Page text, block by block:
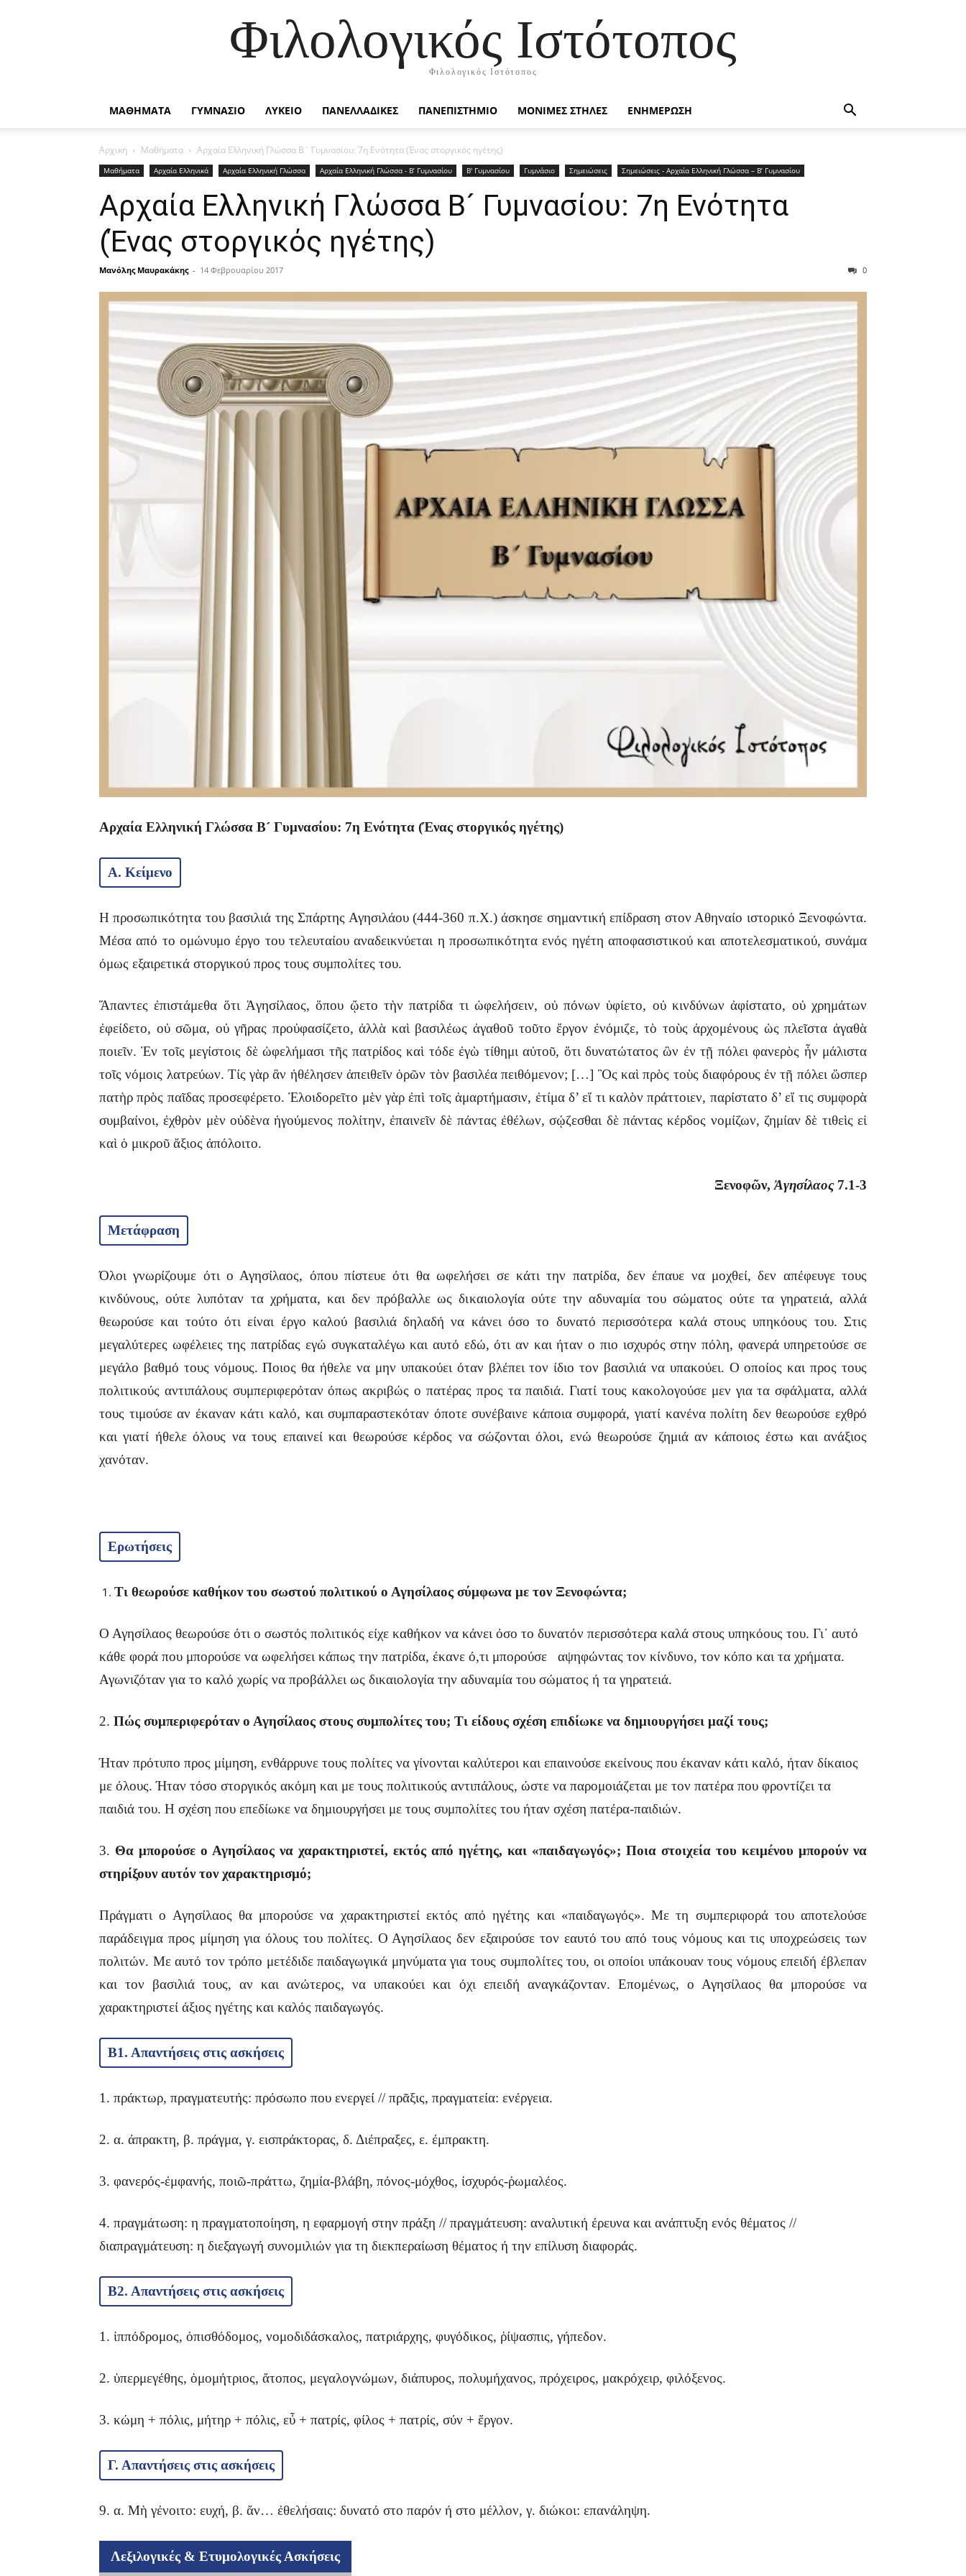
Φιλολογικός Ιστότοπος
Φιλολογικός Ιστότοπος
ΜΑΘΗΜΑΤΑ ΓΥΜΝΑΣΙΟ ΛΥΚΕΙΟ ΠΑΝΕΛΛΑΔΙΚΕΣ ΠΑΝΕΠΙΣΤΗΜΙΟ ΜΟΝΙΜΕΣ ΣΤΗΛΕΣ ΕΝΗΜΕΡΩΣΗ
Αρχική Μαθήματα Αρχαία Ελληνική Γλώσσα Β´ Γυμνασίου: 7η Ενότητα (Ένας στοργικός ηγέτης)
Μαθήματα Αρχαία Ελληνικά Αρχαία Ελληνική Γλώσσα Αρχαία Ελληνική Γλώσσα - Β’ Γυμνασίου Β' Γυμνασίου Γυμνάσιο Σημειώσεις Σημειώσεις - Αρχαία Ελληνική Γλώσσα – Β’ Γυμνασίου
Αρχαία Ελληνική Γλώσσα Β´ Γυμνασίου: 7η Ενότητα
(Ένας στοργικός ηγέτης)
Μανόλης Μαυρακάκης - 14 Φεβρουαρίου 2017 0
Αρχαία Ελληνική Γλώσσα Β´ Γυμνασίου: 7η Ενότητα (Ένας στοργικός ηγέτης)
Α. Κείμενο
Η προσωπικότητα του βασιλιά της Σπάρτης Αγησιλάου (444-360 π.Χ.) άσκησε σημαντική επίδραση στον Αθηναίο ιστορικό Ξενοφώντα.
Μέσα από το ομώνυμο έργο του τελευταίου αναδεικνύεται η προσωπικότητα ενός ηγέτη αποφασιστικού και αποτελεσματικού, συνάμα
όμως εξαιρετικά στοργικού προς τους συμπολίτες του.
Ἅπαντες ἐπιστάμεθα ὅτι Ἀγησίλαος, ὅπου ᾤετο τὴν πατρίδα τι ὠφελήσειν, οὐ πόνων ὑφίετο, οὐ κινδύνων ἀφίστατο, οὐ χρημάτων
ἐφείδετο, οὐ σῶμα, οὐ γῆρας προὐφασίζετο, ἀλλὰ καὶ βασιλέως ἀγαθοῦ τοῦτο ἔργον ἐνόμιζε, τὸ τοὺς ἀρχομένους ὡς πλεῖστα ἀγαθὰ
ποιεῖν. Ἐν τοῖς μεγίστοις δὲ ὠφελήμασι τῆς πατρίδος καὶ τόδε ἐγὼ τίθημι αὐτοῦ, ὅτι δυνατώτατος ὢν ἐν τῇ πόλει φανερὸς ἦν μάλιστα
τοῖς νόμοις λατρεύων. Τίς γὰρ ἂν ἠθέλησεν ἀπειθεῖν ὁρῶν τὸν βασιλέα πειθόμενον; […] Ὃς καὶ πρὸς τοὺς διαφόρους ἐν τῇ πόλει ὥσπερ
πατὴρ πρὸς παῖδας προσεφέρετο. Ἐλοιδορεῖτο μὲν γὰρ ἐπὶ τοῖς ἁμαρτήμασιν, ἐτίμα δ’ εἴ τι καλὸν πράττοιεν, παρίστατο δ’ εἴ τις συμφορὰ
συμβαίνοι, ἐχθρὸν μὲν οὐδὲνα ἡγούμενος πολίτην, ἐπαινεῖν δὲ πάντας ἐθέλων, σῴζεσθαι δὲ πάντας κέρδος νομίζων, ζημίαν δὲ τιθεὶς εἰ
καὶ ὁ μικροῦ ἄξιος ἀπόλοιτο.
Ξενοφῶν,Ἀγησίλαος7.1-3
Μετάφραση
Όλοι γνωρίζουμε ότι ο Αγησίλαος, όπου πίστευε ότι θα ωφελήσει σε κάτι την πατρίδα, δεν έπαυε να μοχθεί, δεν απέφευγε τους
κινδύνους, ούτε λυπόταν τα χρήματα, και δεν πρόβαλλε ως δικαιολογία ούτε την αδυναμία του σώματος ούτε τα γηρατειά, αλλά
θεωρούσε και τούτο ότι είναι έργο καλού βασιλιά δηλαδή να κάνει όσο το δυνατό περισσότερα καλά στους υπηκόους του. Στις
μεγαλύτερες ωφέλειες της πατρίδας εγώ συγκαταλέγω και αυτό εδώ, ότι αν και ήταν ο πιο ισχυρός στην πόλη, φανερά υπηρετούσε σε
μεγάλο βαθμό τους νόμους. Ποιος θα ήθελε να μην υπακούει όταν βλέπει τον ίδιο τον βασιλιά να υπακούει. Ο οποίος και προς τους
πολιτικούς αντιπάλους συμπεριφερόταν όπως ακριβώς ο πατέρας προς τα παιδιά. Γιατί τους κακολογούσε μεν για τα σφάλματα, αλλά
τους τιμούσε αν έκαναν κάτι καλό, και συμπαραστεκόταν όποτε συνέβαινε κάποια συμφορά, γιατί κανένα πολίτη δεν θεωρούσε εχθρό
και γιατί ήθελε όλους να τους επαινεί και θεωρούσε κέρδος να σώζονται όλοι, ενώ θεωρούσε ζημιά αν κάποιος έστω και ανάξιος
χανόταν.
Ερωτήσεις
Τι θεωρούσε καθήκον του σωστού πολιτικού ο Αγησίλαος σύμφωνα με τον Ξενοφώντα;
Ο Αγησίλαος θεωρούσε ότι ο σωστός πολιτικός είχε καθήκον να κάνει όσο το δυνατόν περισσότερα καλά στους υπηκόους του. Γι᾽ αυτό
κάθε φορά που μπορούσε να ωφελήσει κάπως την πατρίδα, έκανε ό,τι μπορούσε αψηφώντας τον κίνδυνο, τον κόπο και τα χρήματα.
Αγωνιζόταν για το καλό χωρίς να προβάλλει ως δικαιολογία την αδυναμία του σώματος ή τα γηρατειά.
2. Πώς συμπεριφερόταν ο Αγησίλαος στους συμπολίτες του; Τι είδους σχέση επιδίωκε να δημιουργήσει μαζί τους;
Ήταν πρότυπο προς μίμηση, ενθάρρυνε τους πολίτες να γίνονται καλύτεροι και επαινούσε εκείνους που έκαναν κάτι καλό, ήταν δίκαιος
με όλους. Ήταν τόσο στοργικός ακόμη και με τους πολιτικούς αντιπάλους, ώστε να παρομοιάζεται με τον πατέρα που φροντίζει τα
παιδιά του. Η σχέση που επεδίωκε να δημιουργήσει με τους συμπολίτες του ήταν σχέση πατέρα-παιδιών.
3. Θα μπορούσε ο Αγησίλαος να χαρακτηριστεί, εκτός από ηγέτης, και «παιδαγωγός»; Ποια στοιχεία του κειμένου μπορούν να
στηρίξουν αυτόν τον χαρακτηρισμό;
Πράγματι ο Αγησίλαος θα μπορούσε να χαρακτηριστεί εκτός από ηγέτης και «παιδαγωγός». Με τη συμπεριφορά του αποτελούσε
παράδειγμα προς μίμηση για όλους του πολίτες. Ο Αγησίλαος δεν εξαιρούσε τον εαυτό του από τους νόμους και τις υποχρεώσεις των
πολιτών. Με αυτό τον τρόπο μετέδιδε παιδαγωγικά μηνύματα για τους συμπολίτες του, οι οποίοι υπάκουαν τους νόμους επειδή έβλεπαν
και τον βασιλιά τους, αν και ανώτερος, να υπακούει και όχι επειδή αναγκάζονταν. Επομένως, ο Αγησίλαος θα μπορούσε να
χαρακτηριστεί άξιος ηγέτης και καλός παιδαγωγός.
Β1. Απαντήσεις στις ασκήσεις
1. πράκτωρ, πραγματευτής: πρόσωπο που ενεργεί // πρᾶξις, πραγματεία: ενέργεια.
2. α. άπρακτη, β. πράγμα, γ. εισπράκτορας, δ. Διέπραξες, ε. έμπρακτη.
3. φανερός-ἐμφανής, ποιῶ-πράττω, ζημία-βλάβη, πόνος-μόχθος, ἰσχυρός-ῥωμαλέος.
4. πραγμάτωση: η πραγματοποίηση, η εφαρμογή στην πράξη // πραγμάτευση: αναλυτική έρευνα και ανάπτυξη ενός θέματος //
διαπραγμάτευση: η διεξαγωγή συνομιλιών για τη διεκπεραίωση θέματος ή την επίλυση διαφοράς.
Β2. Απαντήσεις στις ασκήσεις
1. ἱππόδρομος, ὀπισθόδομος, νομοδιδάσκαλος, πατριάρχης, φυγόδικος, ῥίψασπις, γήπεδον.
2. ὑπερμεγέθης, ὁμομήτριος, ἄτοπος, μεγαλογνώμων, διάπυρος, πολυμήχανος, πρόχειρος, μακρόχειρ, φιλόξενος.
3. κώμη + πόλις, μήτηρ + πόλις, εὖ + πατρίς, φίλος + πατρίς, σύν + ἔργον.
Γ. Απαντήσεις στις ασκήσεις
9. α. Μὴ γένοιτο: ευχή, β. ἄν… ἐθελήσαις: δυνατό στο παρόν ή στο μέλλον, γ. διώκοι: επανάληψη.
Λεξιλογικές & Ετυμολογικές Ασκήσεις